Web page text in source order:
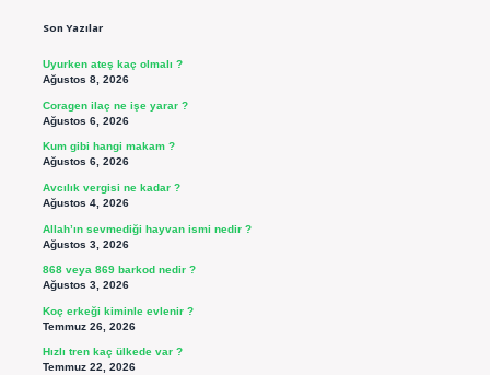
Son Yazılar
Uyurken ateş kaç olmalı ?
Ağustos 8, 2026
Coragen ilaç ne işe yarar ?
Ağustos 6, 2026
Kum gibi hangi makam ?
Ağustos 6, 2026
Avcılık vergisi ne kadar ?
Ağustos 4, 2026
Allah’ın sevmediği hayvan ismi nedir ?
Ağustos 3, 2026
868 veya 869 barkod nedir ?
Ağustos 3, 2026
Koç erkeği kiminle evlenir ?
Temmuz 26, 2026
Hızlı tren kaç ülkede var ?
Temmuz 22, 2026